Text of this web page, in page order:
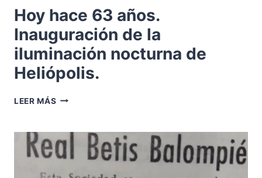
Hoy hace 63 años.
Inauguración de la
iluminación nocturna de
Heliópolis.
LEER MÁS HOY
AÑOS.
INAUGURACIÓN
DE